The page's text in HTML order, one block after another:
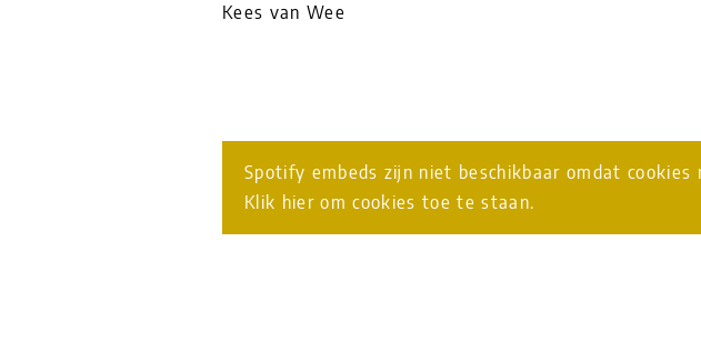
Kees van Wee
Spotify embeds zijn niet beschikbaar omdat
Klik hier om cookies toe te staan.